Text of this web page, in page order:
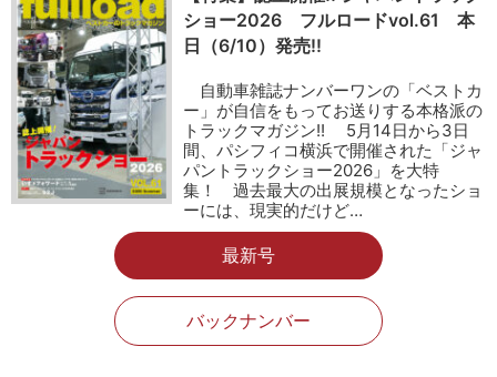
ショー2026 フルロードvol.61 本
日（6/10）発売!!
自動車雑誌ナンバーワンの「ベストカ
ー」が自信をもってお送りする本格派の
トラックマガジン!! 5月14日から3日
間、パシフィコ横浜で開催された「ジャ
パントラックショー2026」を大特
集！ 過去最大の出展規模となったショ
ーには、現実的だけど…
最新号
バックナンバー